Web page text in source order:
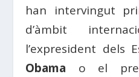
han intervingut
d’àmbit
l’expresident dels
Obama o el